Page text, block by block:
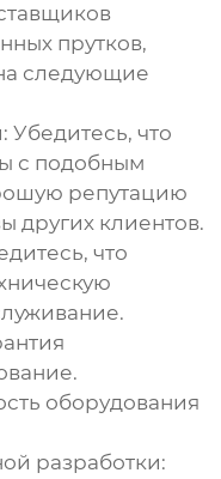
прутков,
следующие
Убедитесь, что
с подобным
репутацию
других клиентов.
что
оборудования
разработки: